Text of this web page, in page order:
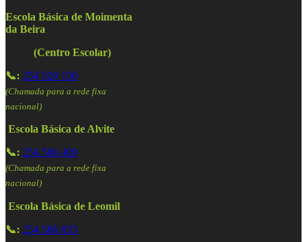
Escola Básica de Moimenta
da Beira
(Centro Escolar)
📞: 254 520 150
(Chamada para a rede fixa
nacional)
Escola Básica de Alvite
📞: 254 586 409
(Chamada para a rede fixa
nacional)
Escola Básica de Leomil
📞: 254 586 833